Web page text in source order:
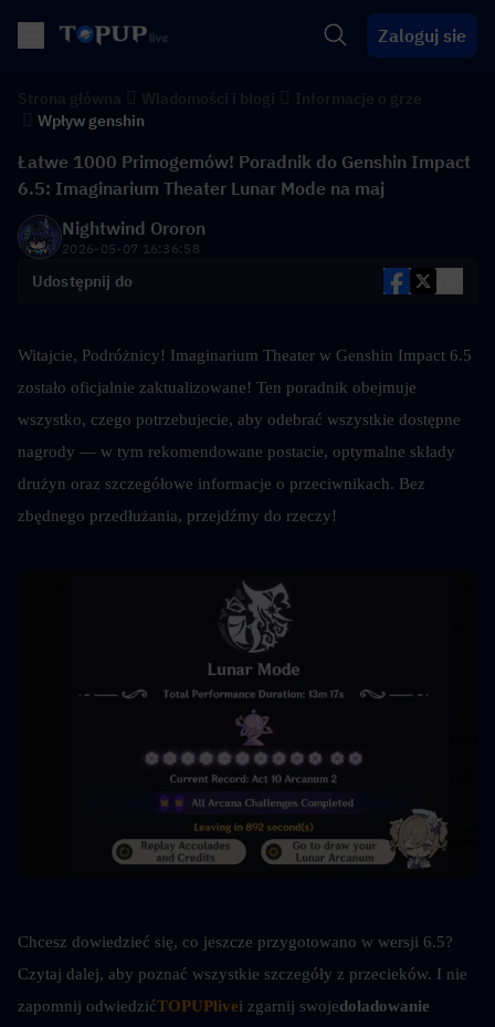
Zaloguj sie
Wpływ genshin
Łatwe 1000 Primogemów! Poradnik do Genshin Impact
6.5: Imaginarium Theater Lunar Mode na maj
Nightwind Ororon
2026-05-07 16:36:58
Udostępnij do
Witajcie, Podróżnicy! Imaginarium Theater w Genshin Impact 6.5
zostało oficjalnie zaktualizowane! Ten poradnik obejmuje
wszystko, czego potrzebujecie, aby odebrać wszystkie dostępne
nagrody — w tym rekomendowane postacie, optymalne składy
drużyn oraz szczegółowe informacje o przeciwnikach. Bez
zbędnego przedłużania, przejdźmy do rzeczy!
Chcesz dowiedzieć się, co jeszcze przygotowano w wersji 6.5?
Czytaj dalej, aby poznać wszystkie szczegóły z przecieków. I nie
zapomnij odwiedzićTOPUPlivei zgarnij swojedoładowanie